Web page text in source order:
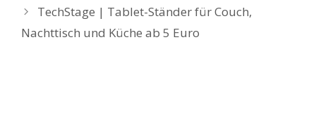
TechStage | Tablet-Ständer für Couch,
Nachttisch und Küche ab 5 Euro